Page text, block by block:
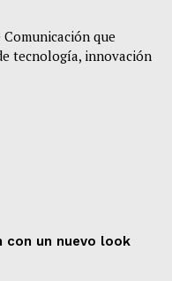
que
tecnología, innovación
con un nuevo look